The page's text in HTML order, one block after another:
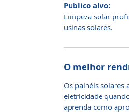
Publico alvo:
Limpeza solar
usinas solares.
O melhor
Os painéis solares
eletricidade
aprenda como